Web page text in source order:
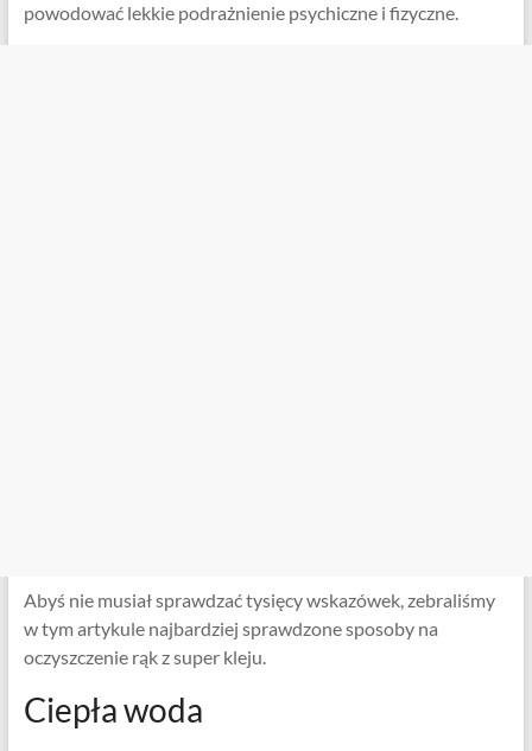
powodować lekkie podrażnienie psychiczne i fizyczne.
Abyś nie musiał sprawdzać tysięcy wskazówek, zebraliśmy
w tym artykule najbardziej sprawdzone sposoby na
oczyszczenie rąk z super kleju.
Ciepła woda